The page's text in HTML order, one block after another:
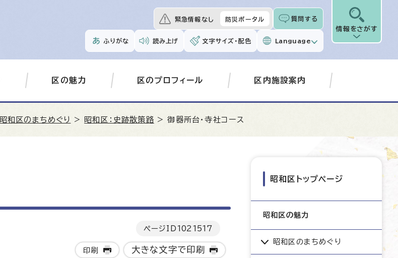
緊急情報なし 防災ポータル 質問する
ふりがな 読み上げ 文字サイズ・配色 Language
情報をさがす
区の魅力 区のプロフィール 区内施設案内
昭和区のまちめぐり > 昭和区：史跡散策路 > 御器所台・寺社コース
ページID 1021517
印刷 大きな文字で印刷
昭和区トップページ
昭和区の魅力
昭和区のまちめぐり